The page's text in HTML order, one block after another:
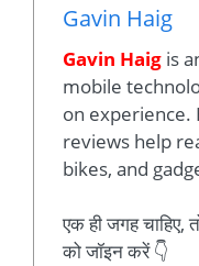
Gavin Haig
Gavin Haig is
mobile
on experience.
reviews help
bikes, and
एक ही जगह
को जॉइन करें 👇